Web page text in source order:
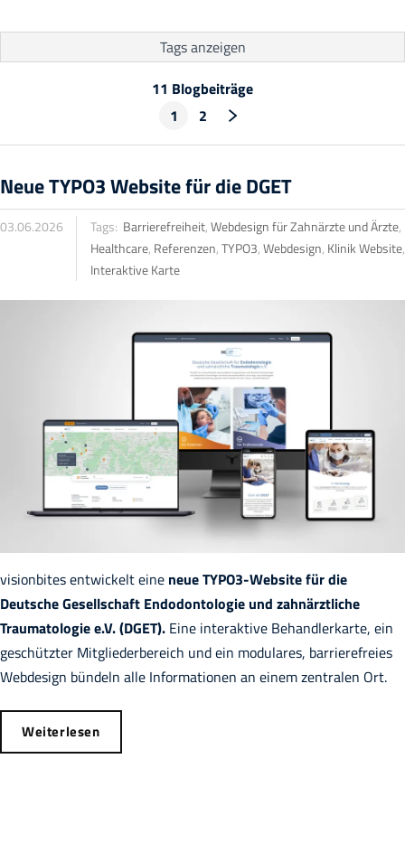
Tagsanzeigen
11 Blogbeiträge
1
2
Neue TYPO3 Website für die DGET
03.06.2026 Tags: Barrierefreiheit,Webdesign für Zahnärzte und Ärzte,
Healthcare, Referenzen,TYPO3,Webdesign, Klinik Website,
Interaktive Karte
visionbites entwickelt eine neue TYPO3-Website für die
Deutsche Gesellschaft Endodontologie und zahnärztliche
Traumatologie e.V. (DGET). Eine interaktive Behandlerkarte, ein
geschützter Mitgliederbereich und ein modulares, barrierefreies
Webdesign bündeln alle Informationen an einem zentralen Ort.
Weiterlesen